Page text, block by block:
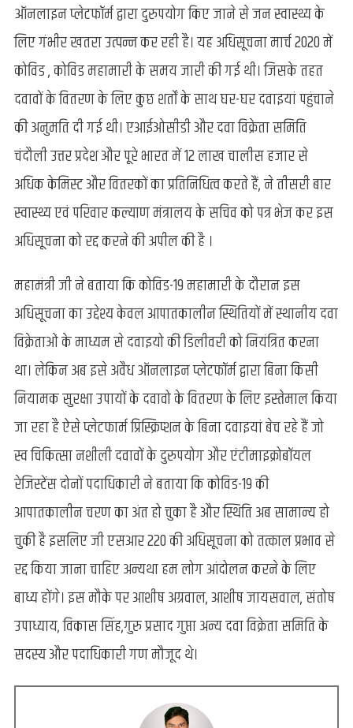
ऑनलाइन प्लेटफॉर्म द्वारा दुरुपयोग किए जाने से जन स्वास्थ्य के
लिए गंभीर खतरा उत्पन्न कर रही है। यह अधिसूचना मार्च 2020 में
कोविड , कोविड महामारी के समय जारी की गई थी। जिसके तहत
दवावों के वितरण के लिए कुछ शर्तों के साथ घर-घर दवाइयां पहुंचाने
की अनुमति दी गई थी। एआईओसीडी और दवा विक्रेता समिति
चंदौली उत्तर प्रदेश और पूरे भारत में 12 लाख चालीस हजार से
अधिक केमिस्ट और वितरकों का प्रतिनिधित्व करते हैं, ने तीसरी बार
स्वास्थ्य एवं परिवार कल्याण मंत्रालय के सचिव को पत्र भेज कर इस
अधिसूचना को रद्द करने की अपील की है ।
महामंत्री जी ने बताया कि कोविड-19 महामारी के दौरान इस
अधिसूचना का उद्देश्य केवल आपातकालीन स्थितियों में स्थानीय दवा
विक्रेताओं के माध्यम से दवाइयो की डिलीवरी को नियंत्रित करना
था। लेकिन अब इसे अवैध ऑनलाइन प्लेटफॉर्म द्वारा बिना किसी
नियामक सुरक्षा उपायों के दवावो के वितरण के लिए इस्तेमाल किया
जा रहा है ऐसे प्लेटफार्म प्रिस्क्रिप्शन के बिना दवाइयां बेच रहे हैं जो
स्व चिकित्सा नशीली दवावों के दुरुपयोग और एंटीमाइक्रोबॉयल
रेजिस्टेंस दोनों पदाधिकारी ने बताया कि कोविड-19 की
आपातकालीन चरण का अंत हो चुका है और स्थिति अब सामान्य हो
चुकी है इसलिए जी एसआर 220 की अधिसूचना को तत्काल प्रभाव से
रद्द किया जाना चाहिए अन्यथा हम लोग आंदोलन करने के लिए
बाध्य होंगे। इस मौके पर आशीष अग्रवाल, आशीष जायसवाल, संतोष
उपाध्याय, विकास सिंह,गुरु प्रसाद गुप्ता अन्य दवा विक्रेता समिति के
सदस्य और पदाधिकारी गण मौजूद थे।